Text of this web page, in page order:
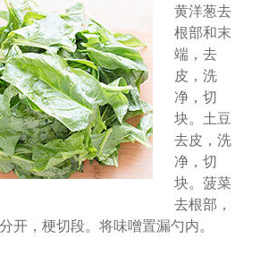
黄洋葱去
根部和末
端，去
皮，洗
净，切
块。土豆
去皮，洗
净，切
块。菠菜
去根部，
开，梗切段。将味噌置漏勺内。